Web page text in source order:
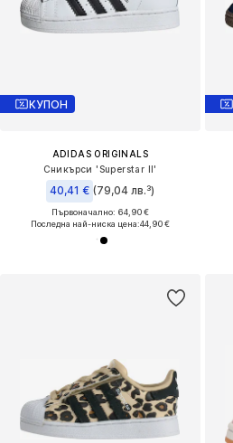
КУПОН
ADIDAS ORIGINALS
Сникърси 'Superstar II'
40,41 € (79,04 лв.³)
Първоначално: 64,90 €
Последна най-ниска цена:44,90 €